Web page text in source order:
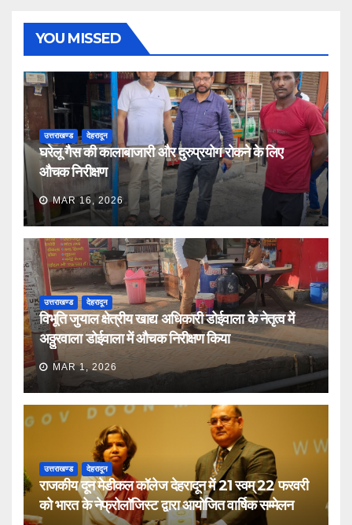
YOU MISSED
उत्तराखण्ड देहरादून
घरेलू गैस की कालाबाजारी और दुरुप्रयोग रोकने के लिए
औचक निरीक्षण
MAR 16, 2026
उत्तराखण्ड देहरादून
विभूति जुयाल क्षेत्रीय खाद्य अधिकारी डोईवाला के नेतृत्व में
अठ्ठुरवाला डोईवाला में औचक निरीक्षण किया
MAR 1, 2026
उत्तराखण्ड देहरादून
राजकीय दून मेडीकल कॉलेज देहरादून में 21 स्वम् 22 फरवरी
को भारत के नेफ्रोलॉजिस्ट द्वारा आयोजित वार्षिक सम्मेलन